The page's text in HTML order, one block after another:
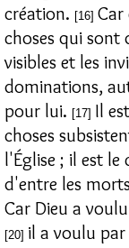
création. [16] Car
choses qui sont
visibles et les
dominations,
pour lui. [17] Il
choses
l'Église ; il est
d'entre les
Car Dieu a
[20] il a voulu